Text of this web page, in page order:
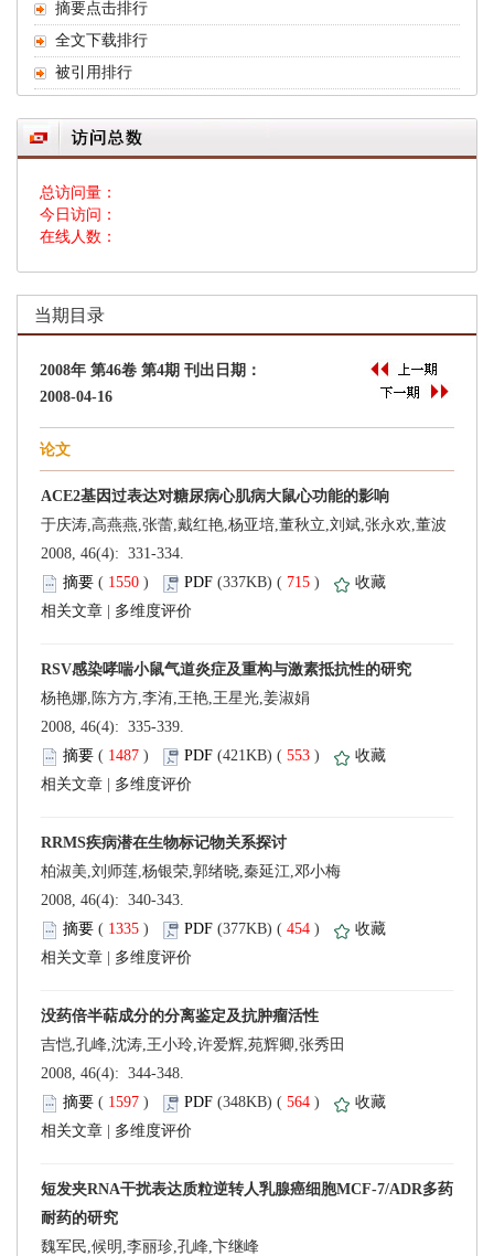
总访问量：
今日访问：
在线人数：
于庆涛,高燕燕,张蕾,戴红艳,杨亚培,董秋立,刘斌,张永欢,董波
2008, 46(4): 331-334.
(
) 715 )
杨艳娜,陈方方,李洧,王艳,王星光,姜淑娟
2008, 46(4): 335-339.
(
) 553 )
柏淑美,刘师莲,杨银荣,郭绪晓,秦延江,邓小梅
2008, 46(4): 340-343.
(
) 454 )
吉恺,孔峰,沈涛,王小玲,许爱辉,苑辉卿,张秀田
2008, 46(4): 344-348.
(
) 564 )
魏军民,候明,李丽珍,孔峰,卞继峰